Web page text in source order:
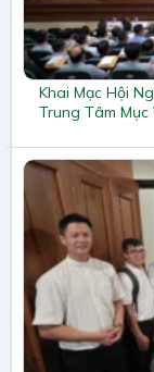
Khai Mạc Hội
Trung Tâm